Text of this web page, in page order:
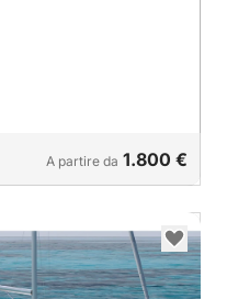
A partire da 1.800 €